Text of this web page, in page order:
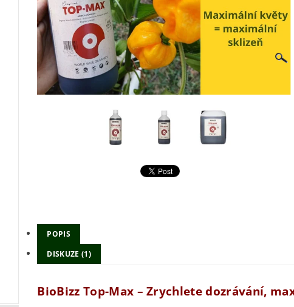
POPIS
DISKUZE (1)
BioBizz Top-Max – Zrychlete dozrávání,